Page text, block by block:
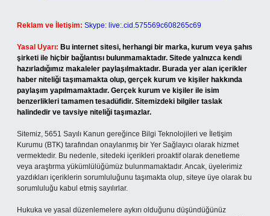
Reklam ve İletişim: Skype: live:.cid.575569c608265c69
Yasal Uyarı: Bu internet sitesi, herhangi bir marka, kurum veya şahıs
şirketi ile hiçbir bağlantısı bulunmamaktadır. Sitede yalnızca kendi
hazırladığımız makaleler paylaşılmaktadır. Burada yer alan içerikler
haber niteliği taşımamakta olup, gerçek kurum ve kişiler hakkında
paylaşım yapılmamaktadır. Gerçek kurum ve kişiler ile isim
benzerlikleri tamamen tesadüfidir. Sitemizdeki bilgiler taslak
halindedir ve tavsiye niteliği taşımazlar.
Sitemiz, 5651 Sayılı Kanun gereğince Bilgi Teknolojileri ve İletişim
Kurumu (BTK) tarafından onaylanmış bir Yer Sağlayıcı olarak hizmet
vermektedir. Bu nedenle, sitedeki içerikleri proaktif olarak denetleme
veya araştırma yükümlülüğümüz bulunmamaktadır. Ancak, üyelerimiz
yazdıkları içeriklerin sorumluluğunu taşımakta olup, siteye üye olarak bu
sorumluluğu kabul etmiş sayılırlar.
Hukuka ve yasal düzenlemelere aykırı olduğunu düşündüğünüz